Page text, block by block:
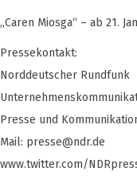
„Caren Miosga“ – ab 21.
Pressekontakt:
Norddeutscher Rundfunk
Presse und
Mail: presse@ndr.de
www.twitter.com/